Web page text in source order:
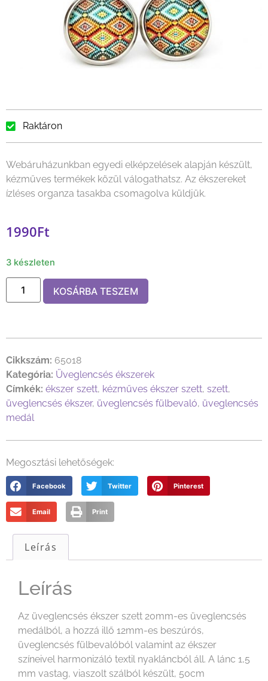
Raktáron
Webáruházunkban egyedi elképzelések alapján készült,
kézműves termékek közül válogathatsz. Az ékszereket
ízléses organza tasakba csomagolva küldjük.
1990Ft
3 készleten
KOSÁRBA TESZEM
Cikkszám: 65018
Kategória: Üveglencsés ékszerek
Címkék: ékszer szett, kézműves ékszer szett, szett,
üveglencsés ékszer, üveglencsés fülbevaló, üveglencsés
medál
Megosztási lehetőségek:
Facebook Twitter Pinterest
Email Print
Leírás
Leírás
Az üveglencsés ékszer szett 20mm-es üveglencsés
medálból, a hozzá illő 12mm-es beszúrós,
üveglencsés fülbevalóból valamint az ékszer
színeivel harmonizáló textil nyakláncból áll. A lánc 1,5
mm vastag, viaszolt szálból készült, 50cm